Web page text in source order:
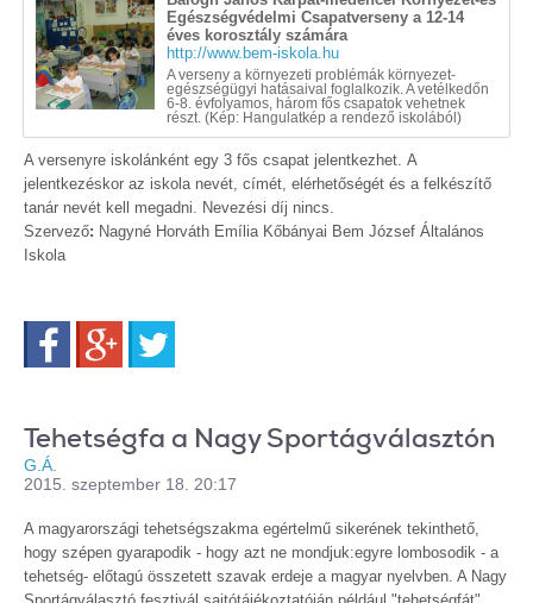
Egészségvédelmi Csapatverseny a 12-14
éves korosztály számára
http://www.bem-iskola.hu
A verseny a környezeti problémák környezet-
egészségügyi hatásaival foglalkozik. A vetélkedőn
6-8. évfolyamos, három fős csapatok vehetnek
részt. (Kép: Hangulatkép a rendező iskolából)
A versenyre iskolánként egy 3 fős csapat jelentkezhet. A
jelentkezéskor az iskola nevét, címét, elérhetőségét és a felkészítő
tanár nevét kell megadni. Nevezési díj nincs.
Szervező: Nagyné Horváth Emília Kőbányai Bem József Általános
Iskola
FacebookGoogle+
Tehetségfa a Nagy Sportágválasztón
G.Á.
2015. szeptember 18. 20:17
A magyarországi tehetségszakma egértelmű sikerének tekinthető,
hogy szépen gyarapodik - hogy azt ne mondjuk:egyre lombosodik - a
tehetség- előtagú összetett szavak erdeje a magyar nyelvben. A Nagy